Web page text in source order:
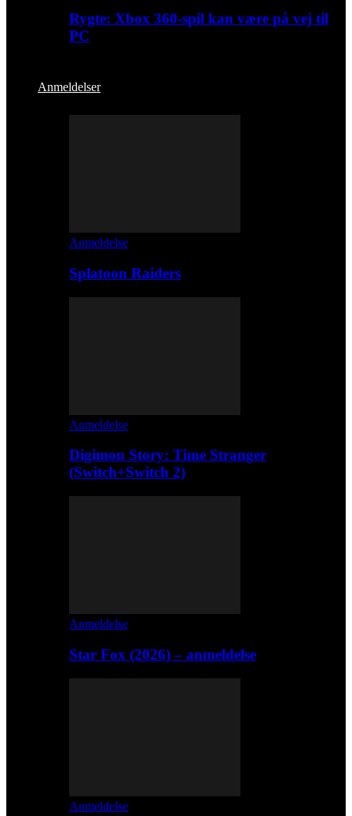
Rygte: Xbox 360-spil kan være på vej til
PC
Anmeldelser
Anmeldelse
Splatoon Raiders
Anmeldelse
Digimon Story: Time Stranger
(Switch+Switch 2)
Anmeldelse
Star Fox (2026) – anmeldelse
Anmeldelse